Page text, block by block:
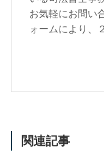
お気軽にお問い
ォームにより、
関連記事